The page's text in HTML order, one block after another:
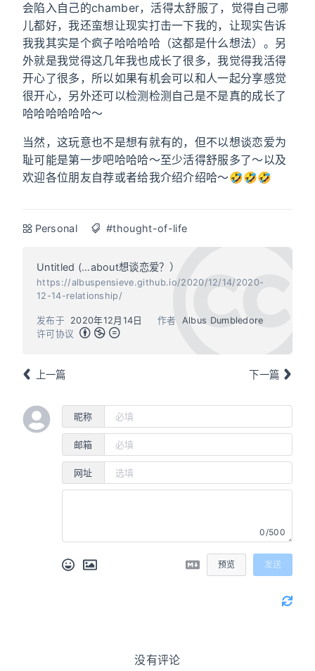
会陷入自己的chamber，活得太舒服了，觉得自己哪
儿都好，我还蛮想让现实打击一下我的，让现实告诉
我我其实是个疯子哈哈哈哈（这都是什么想法）。另
外就是我觉得这几年我也成长了很多，我觉得我活得
开心了很多，所以如果有机会可以和人一起分享感觉
很开心，另外还可以检测检测自己是不是真的成长了
哈哈哈哈哈哈～
当然，这玩意也不是想有就有的，但不以想谈恋爱为
耻可能是第一步吧哈哈哈～至少活得舒服多了～以及
欢迎各位朋友自荐或者给我介绍介绍哈～🤣🤣🤣
Personal #thought-of-life
Untitled (…about想谈恋爱？）
https://albuspensieve.github.io/2020/12/14/2020-
12-14-relationship/
作者 Albus Dumbledore
发布于
2020年12月14日
许可协议
上一篇 下一篇
昵称
邮箱
网址
0/500
预览 发送
没有评论